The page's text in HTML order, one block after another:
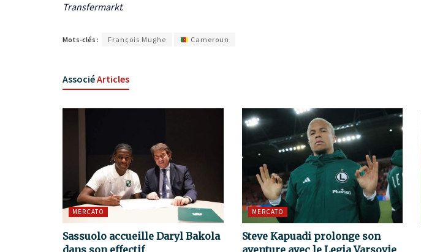
Transfermarkt.
Mots-clés : François Mughe Cameroun
AssociéArticles
MERCATO
Sassuolo accueille Daryl Bakola
MERCATO
Steve Kapuadi prolonge son